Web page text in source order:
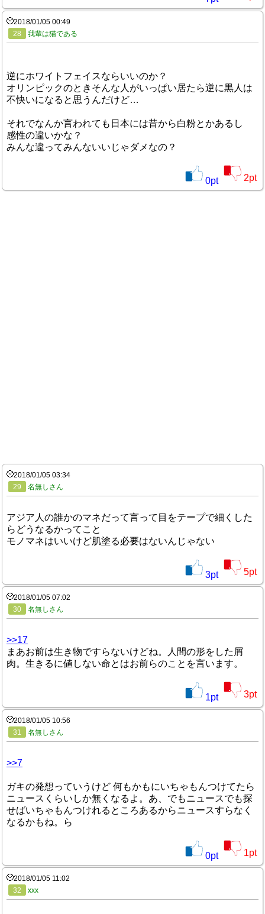
2018/01/05 00:49
28
我輩は猫である
逆にホワイトフェイスならいいのか？
オリンピックのときそんな人がいっぱい居たら逆に黒人は
不快いになると思うんだけど…
それでなんか言われても日本には昔から白粉とかあるし
感性の違いかな？
みんな違ってみんないいじゃダメなの？
0pt 2pt
2018/01/05 03:34
29
名無しさん
アジア人の誰かのマネだって言って目をテープで細くした
らどうなるかってこと
モノマネはいいけど肌塗る必要はないんじゃない
3pt 5pt
2018/01/05 07:02
30
名無しさん
>>17
まあお前は生き物ですらないけどね。人間の形をした屑
肉。生きるに値しない命とはお前らのことを言います。
1pt 3pt
2018/01/05 10:56
31
名無しさん
>>7
ガキの発想っていうけど 何もかもにいちゃもんつけてたら
ニュースくらいしか無くなるよ。あ、でもニュースでも探
せばいちゃもんつけれるところあるからニュースすらなく
なるかもね。ら
0pt 1pt
2018/01/05 11:02
32
xxx